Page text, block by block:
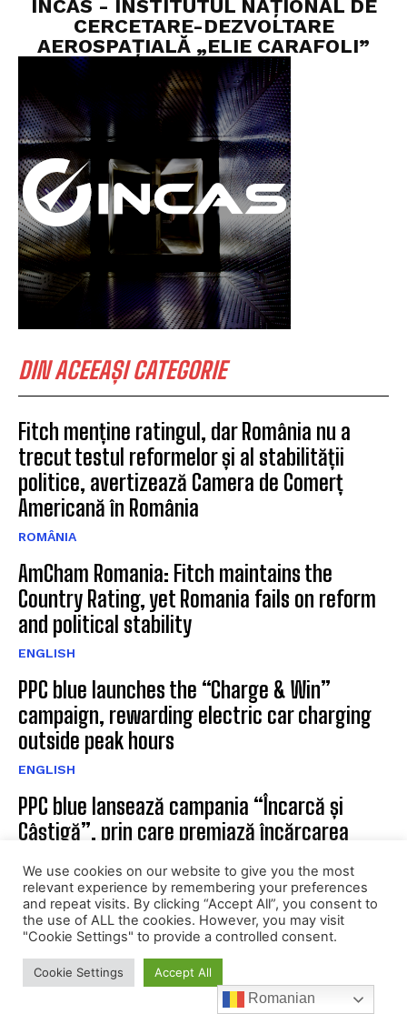
INCAS - INSTITUTUL NAȚIONAL DE
CERCETARE-DEZVOLTARE
AEROSPAȚIALĂ „ELIE CARAFOLI”
DIN ACEEAȘI CATEGORIE
Fitch menține ratingul, dar România nu a
trecut testul reformelor și al stabilității
politice, avertizează Camera de Comerț
Americană în România
ROMÂNIA
AmCham Romania: Fitch maintains the
Country Rating, yet Romania fails on reform
and political stability
ENGLISH
PPC blue launches the “Charge & Win”
campaign, rewarding electric car charging
outside peak hours
ENGLISH
PPC blue lansează campania “Încarcă și
Câștigă”, prin care premiază încărcarea
ENERGIE
Premierul Bolojan și Concordia au convenit
asupra nevoii de consolidare fiscală și
investiții în energie. Patronatele cer un plan
We use cookies on our website to give you the most
relevant experience by remembering your preferences
and repeat visits. By clicking “Accept All”, you consent to
the use of ALL the cookies. However, you may visit
"Cookie Settings" to provide a controlled consent.
Cookie Settings Accept All
Romanian